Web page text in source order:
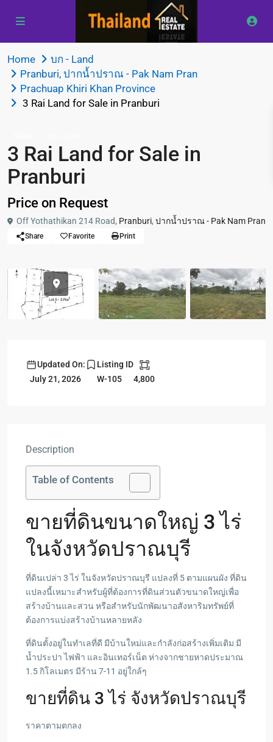
Home
บก - Land
Pranburi, ปากน้ำปราณ - Pak Nam Pran
Prachuap Khiri Khan Province
3 Rai Land for Sale in Pranburi
3 Rai Land for Sale in
Pranburi
Price on Request
Off Yothathikan 214 Road, Pranburi, ปากน้ำปราณ - Pak Nam Pran
Share Favorite Print
Updated On:
July 21, 2026
Listing ID
W-105
4,800
Description
Table of Contents
ขายที่ดินขนาดใหญ่ 3 ไร่
ในจังหวัดปราณบุรี
ที่ดินเปล่า 3 ไร่ ในจังหวัดปราณบุรี แปลงที่ 5 ตามแผนผัง ที่ดิน
แปลงนี้เหมาะสำหรับผู้ที่ต้องการที่ดินส่วนตัวขนาดใหญ่เพื่อ
สร้างบ้านและสวน หรือสำหรับนักพัฒนาอสังหาริมทรัพย์ที่
ต้องการแบ่งสร้างบ้านหลายหลัง
ที่ดินตั้งอยู่ในทำเลที่ดี มีบ้านใหม่และกำลังก่อสร้างเพิ่มเติม มี
น้ำประปา ไฟฟ้า และอินเทอร์เน็ต ห่างจากชายหาดประมาณ
1.5 กิโลเมตร มีร้าน 7-11 อยู่ใกล้ๆ
ขายที่ดิน 3 ไร่ จังหวัดปราณบุรี
ราคาตามตกลง